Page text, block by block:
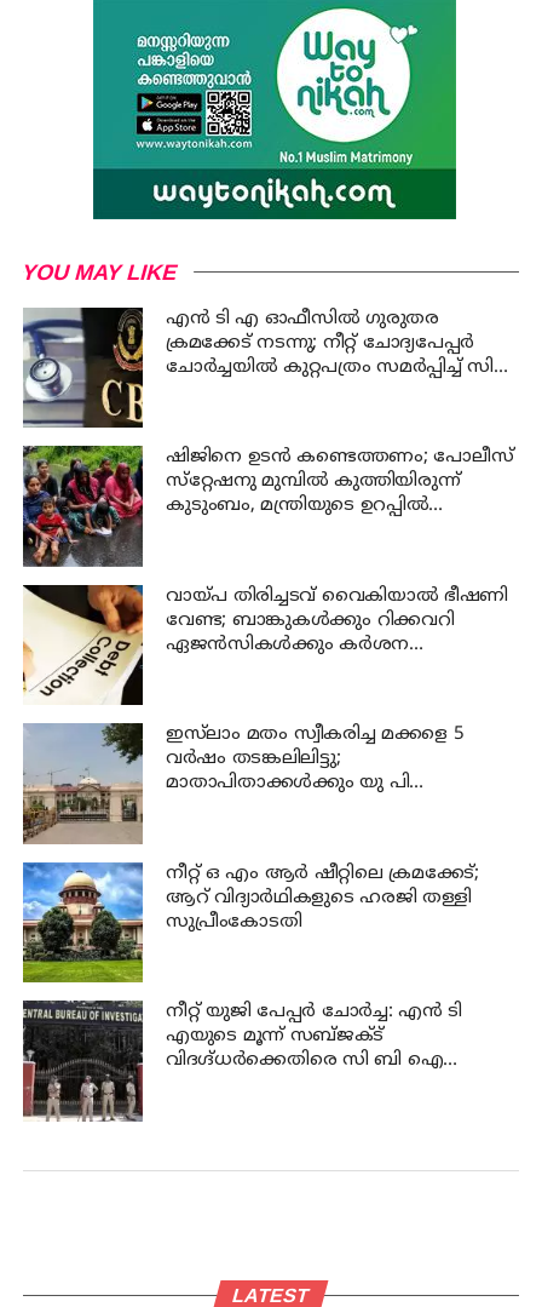
YOU MAY LIKE
എന്‍ ടി എ ഓഫീസില്‍ ഗുരുതര
ക്രമക്കേട് നടന്നു; നീറ്റ് ചോദ്യപേപ്പര്‍
ചോര്‍ച്ചയില്‍ കുറ്റപത്രം സമര്‍പ്പിച്ച് സി
ഷിജിനെ ഉടന്‍ കണ്ടെത്തണം; പോലീസ്
സ്‌റ്റേഷനു മുമ്പില്‍ കുത്തിയിരുന്ന്
കുടുംബം, മന്ത്രിയുടെ ഉറപ്പില്‍
വായ്പ തിരിച്ചടവ് വൈകിയാൽ ഭീഷണി
വേണ്ട; ബാങ്കുകൾക്കും റിക്കവറി
ഏജൻസികൾക്കും കർശന
ഇസ്‍ലാം മതം സ്വീകരിച്ച മക്കളെ 5
വർഷം തടങ്കലിലിട്ടു;
മാതാപിതാക്കൾക്കും യു പി
നീറ്റ് ഒ എം ആര്‍ ഷീറ്റിലെ ക്രമക്കേട്;
ആറ് വിദ്യാര്‍ഥികളുടെ ഹരജി തള്ളി
സുപ്രീംകോടതി
നീറ്റ് യുജി പേപ്പർ ചോർച്ച: എൻ ടി
എയുടെ മൂന്ന് സബ്ജക്ട്
വിദഗ്ദ്ധർക്കെതിരെ സി ബി ഐ
LATEST